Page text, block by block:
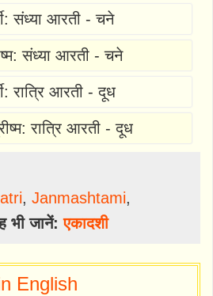
संध्या आरती - चने
संध्या आरती - चने
रात्रि आरती - दूध
रात्रि आरती - दूध
, Janmashtami,
भी जानें:एकादशी
English